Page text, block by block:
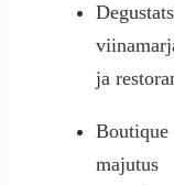
ja
Boutique
majutus